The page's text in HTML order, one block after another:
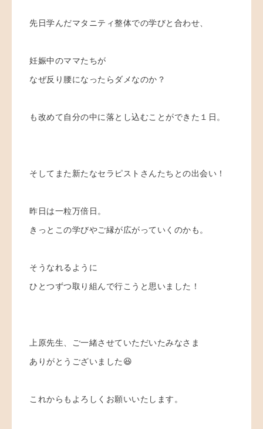
先日学んだマタニティ整体での学びと合わせ、
妊娠中のママたちが
なぜ反り腰になったらダメなのか？
も改めて自分の中に落とし込むことができた１日。
そしてまた新たなセラピストさんたちとの出会い！
昨日は一粒万倍日。
きっとこの学びやご縁が広がっていくのかも。
そうなれるように
ひとつずつ取り組んで行こうと思いました！
上原先生、ご一緒させていただいたみなさま
ありがとうございました😆
これからもよろしくお願いいたします。